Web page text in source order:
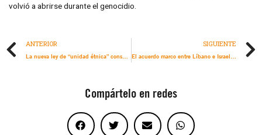
volvió a abrirse durante el genocidio.
ANTERIOR
La nueva ley de “unidad étnica” consolidará la asimilación de los grupos minoritarios
SIGUIENTE
El acuerdo marco entre Líbano e Israel es una traición a las víctimas de crímenes de guerra en Líbano
Compártelo en redes